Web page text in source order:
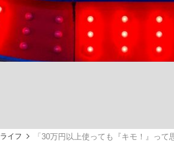
「90%は失敗する。でも…」本田圭佑が
終戦から81年
ライフ 「30万円以上使っても『キモ！』っ